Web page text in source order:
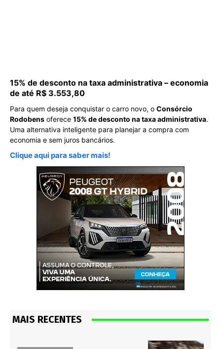
15% de desconto na taxa administrativa – economia
de até R$ 3.553,80
Para quem deseja conquistar o carro novo, o Consórcio
Rodobens oferece 15% de desconto na taxa administrativa.
Uma alternativa inteligente para planejar a compra com
economia e sem juros bancários.
Clique aqui para saber mais!
MAIS RECENTES